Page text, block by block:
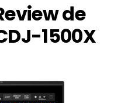
de
1500X